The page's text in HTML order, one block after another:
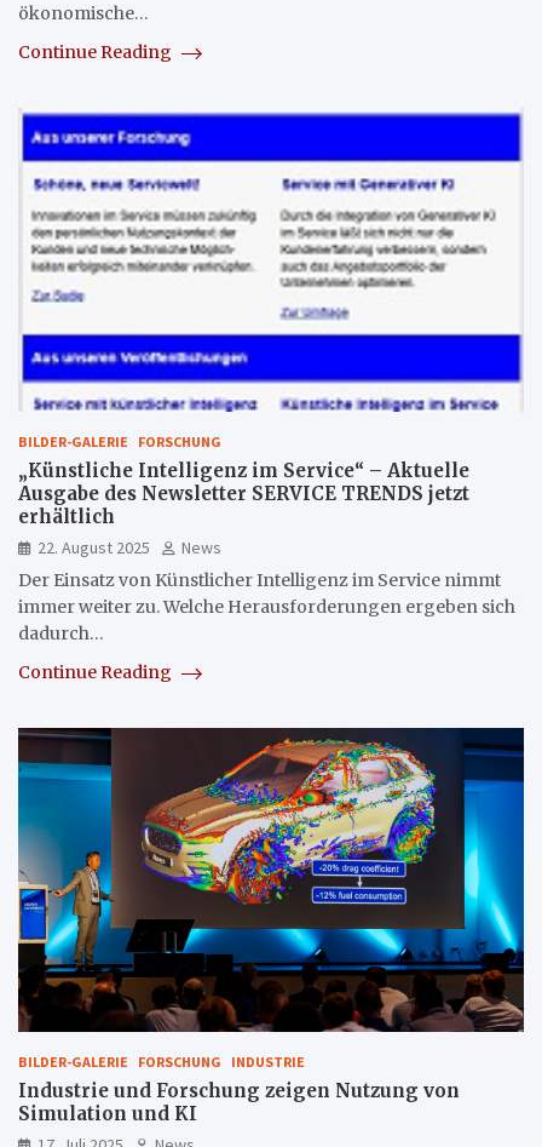
ökonomische…
Continue Reading
BILDER-GALERIE FORSCHUNG
„Künstliche Intelligenz im Service“ – Aktuelle
Ausgabe des Newsletter SERVICE TRENDS jetzt
erhältlich
22. August 2025
News
Der Einsatz von Künstlicher Intelligenz im Service nimmt
immer weiter zu. Welche Herausforderungen ergeben sich
dadurch…
Continue Reading
BILDER-GALERIE FORSCHUNG INDUSTRIE
Industrie und Forschung zeigen Nutzung von
Simulation und KI